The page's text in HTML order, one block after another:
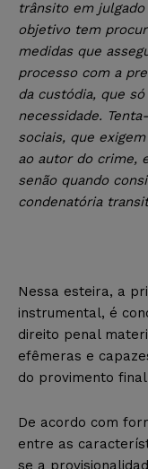
trânsito em
objetivo tem
medidas que
processo com a
da custódia, que
necessidade.
sociais, que
ao autor do crime,
senão quando
condenatória
Nessa esteira, a
instrumental, é
direito penal
efêmeras e
do provimento
De acordo com
entre as
se a